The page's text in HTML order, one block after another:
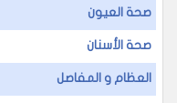
صحة العيون
صحة الأسنان
العظام و المفاصل